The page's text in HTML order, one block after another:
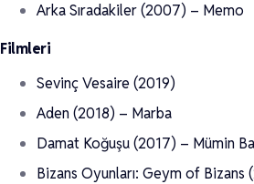
Arka Sıradakiler (2007) – Memo
Filmleri
Sevinç Vesaire (2019)
Aden (2018) – Marba
Damat Koğuşu (2017) – Mümin
Bizans Oyunları: Geym of Bizans